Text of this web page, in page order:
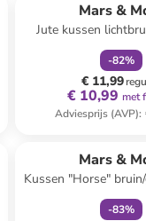
Mars &
Jute kussen
(B)45 cm
-82%
€ 11,99
€ 10,99 met
Adviesprijs (AVP):
Mars &
Kussen "Horse"
(B)45 cm
-83%